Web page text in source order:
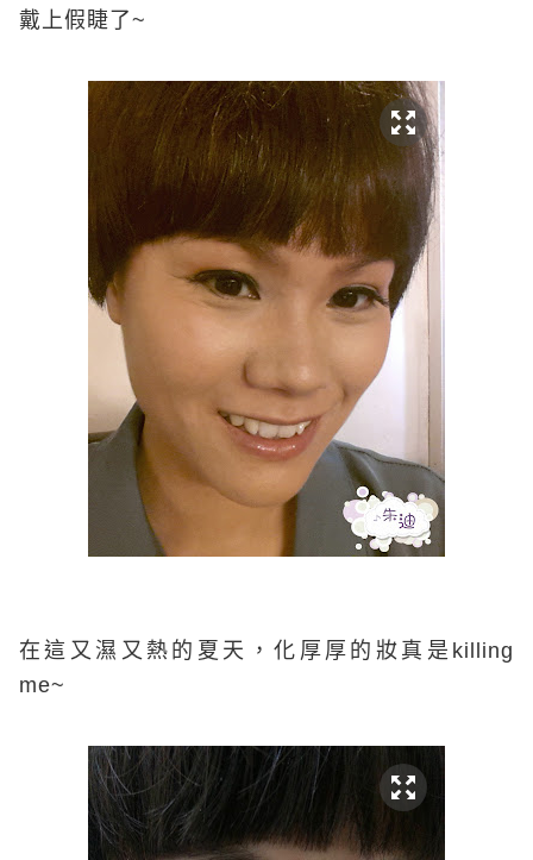
戴上假睫了~
在這又濕又熱的夏天，化厚厚的妝真是 killing
me~